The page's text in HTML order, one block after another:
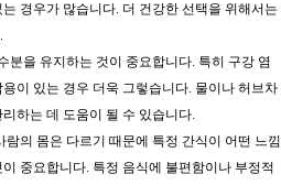
경우가 많습니다. 더 건강한 선택을 위해서는
분을 유지하는 것이 중요합니다. 특히 구강 염
이 있는 경우 더욱 그렇습니다. 물이나 허브차
하는 데 도움이 될 수 있습니다.
람의 몸은 다르기 때문에 특정 간식이 어떤 느낌
중요합니다. 특정 음식에 불편함이나 부정적